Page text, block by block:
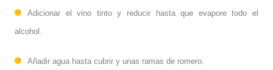
Adicionar el vino tinto y reducir hasta que evapore todo el
alcohol.
Añadir agua hasta cubrir y unas ramas de romero.